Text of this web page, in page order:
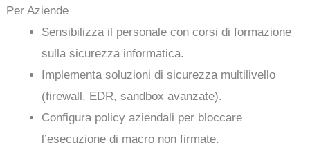
Per Aziende
Sensibilizza il personale con corsi di formazione
sulla sicurezza informatica.
Implementa soluzioni di sicurezza multilivello
(firewall, EDR, sandbox avanzate).
Configura policy aziendali per bloccare
l’esecuzione di macro non firmate.